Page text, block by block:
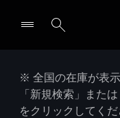
※ 全国の在庫が表
「新規検索」また
をクリックしてく